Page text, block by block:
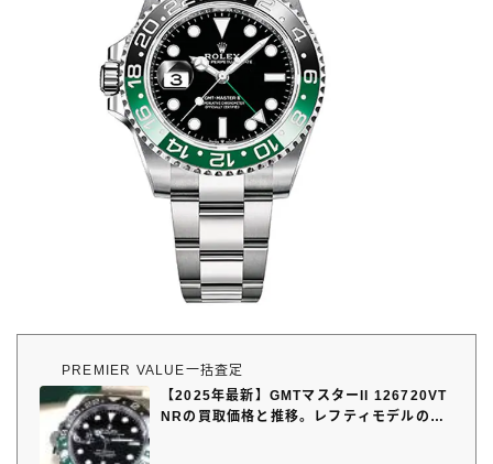
PREMIER VALUE一括査定
【2025年最新】GMTマスターII 126720VT
NRの買取価格と推移。レフティモデルの価